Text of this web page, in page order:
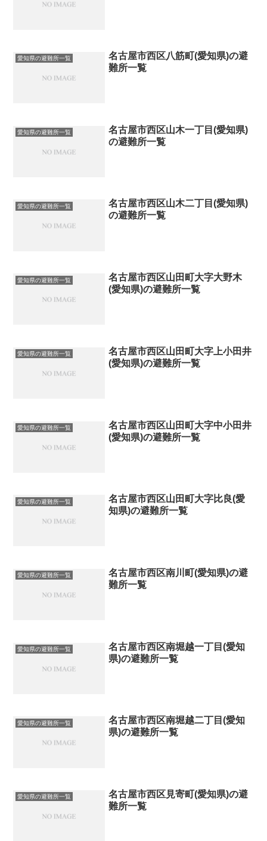
愛知県の避難所一覧
名古屋市西区八筋町(愛知県)の避
難所一覧
愛知県の避難所一覧
名古屋市西区山木一丁目(愛知県)
の避難所一覧
愛知県の避難所一覧
名古屋市西区山木二丁目(愛知県)
の避難所一覧
愛知県の避難所一覧
名古屋市西区山田町大字大野木
(愛知県)の避難所一覧
愛知県の避難所一覧
名古屋市西区山田町大字上小田井
(愛知県)の避難所一覧
愛知県の避難所一覧
名古屋市西区山田町大字中小田井
(愛知県)の避難所一覧
愛知県の避難所一覧
名古屋市西区山田町大字比良(愛
知県)の避難所一覧
愛知県の避難所一覧
名古屋市西区南川町(愛知県)の避
難所一覧
愛知県の避難所一覧
名古屋市西区南堀越一丁目(愛知
県)の避難所一覧
愛知県の避難所一覧
名古屋市西区南堀越二丁目(愛知
県)の避難所一覧
愛知県の避難所一覧
名古屋市西区見寄町(愛知県)の避
難所一覧